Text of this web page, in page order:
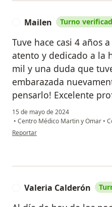
Mailen Turno
Tuve hace casi 4 años
atento y dedicado a la
mil y una duda que
embarazada
pensarlo! Excelente
15 de mayo de 2024
• Centro Médico Martin y Omar •
en opinión del usuario Mailen
Reportar
Valeria Calderón